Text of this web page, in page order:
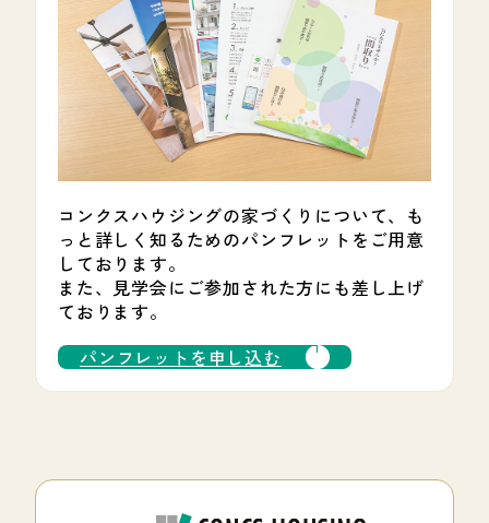
コンクスハウジングの家づくりについて、も
っと詳しく知るためのパンフレットをご用意
しております。
また、見学会にご参加された方にも差し上げ
ております。
パンフレットを申し込む